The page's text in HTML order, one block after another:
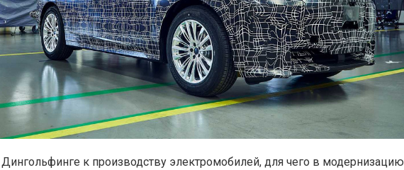
Дингольфинге к производству электромобилей, для чего в модернизацию